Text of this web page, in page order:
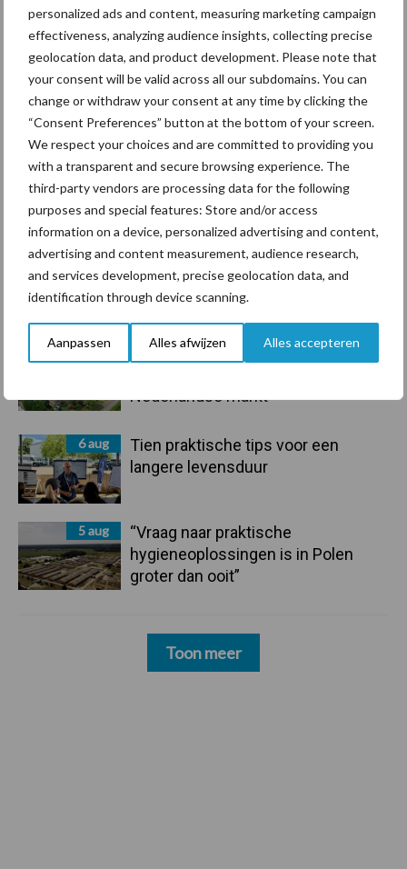
personalized ads and content, measuring marketing campaign
effectiveness, analyzing audience insights, collecting precise
geolocation data, and product development. Please note that
your consent will be valid across all our subdomains. You can
change or withdraw your consent at any time by clicking the
“Consent Preferences” button at the bottom of your screen.
We respect your choices and are committed to providing you
with a transparent and secure browsing experience. The
third-party vendors are processing data for the following
purposes and special features: Store and/or access
information on a device, personalized advertising and content,
advertising and content measurement, audience research,
and services development, precise geolocation data, and
identification through device scanning.
Aanpassen Alles afwijzen Alles accepteren
Primaire
Sidebar
Recent nieuws Partner nieuws
7 aug
Grondstoffenmarkt blijft grillig:
droogte en geopolitiek houden
handel in de greep
7 aug
De speenhuid: een vaak
onderschatte risicofactor voor
mastitis
6 aug
ForFarmers ziet volume en
Nederlandse markt
6 aug
Tien praktische tips voor een
langere levensduur
5 aug
“Vraag naar praktische
hygieneoplossingen is in Polen
groter dan ooit”
Toon meer
Toon meer